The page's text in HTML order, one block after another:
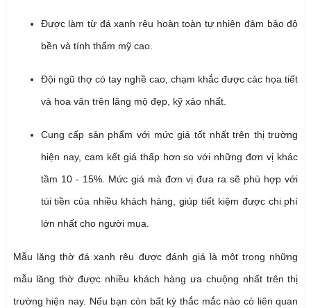
Được làm từ đá xanh rêu hoàn toàn tự nhiên đảm bảo độ
bền và tính thẩm mỹ cao.
Đội ngũ thợ có tay nghề cao, chạm khắc được các họa tiết
và hoa văn trên lăng mộ đẹp, kỹ xảo nhất.
Cung cấp sản phẩm với mức giá tốt nhất trên thị trường
hiện nay, cam kết giá thấp hơn so với những đơn vị khác
tầm 10 - 15%. Mức giá mà đơn vị đưa ra sẽ phù hợp với
túi tiền của nhiều khách hàng, giúp tiết kiệm được chi phí
lớn nhất cho người mua.
Mẫu lăng thờ đá xanh rêu được đánh giá là một trong những
mẫu lăng thờ được nhiều khách hàng ưa chuộng nhất trên thị
trường hiện nay. Nếu bạn còn bất kỳ thắc mắc nào có liên quan